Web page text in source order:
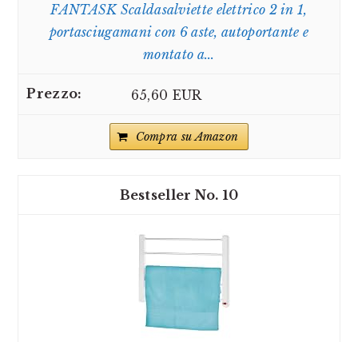
FANTASK Scaldasalviette elettrico 2 in 1,
portasciugamani con 6 aste, autoportante e
montato a...
65,60 EUR
Compra su Amazon
10